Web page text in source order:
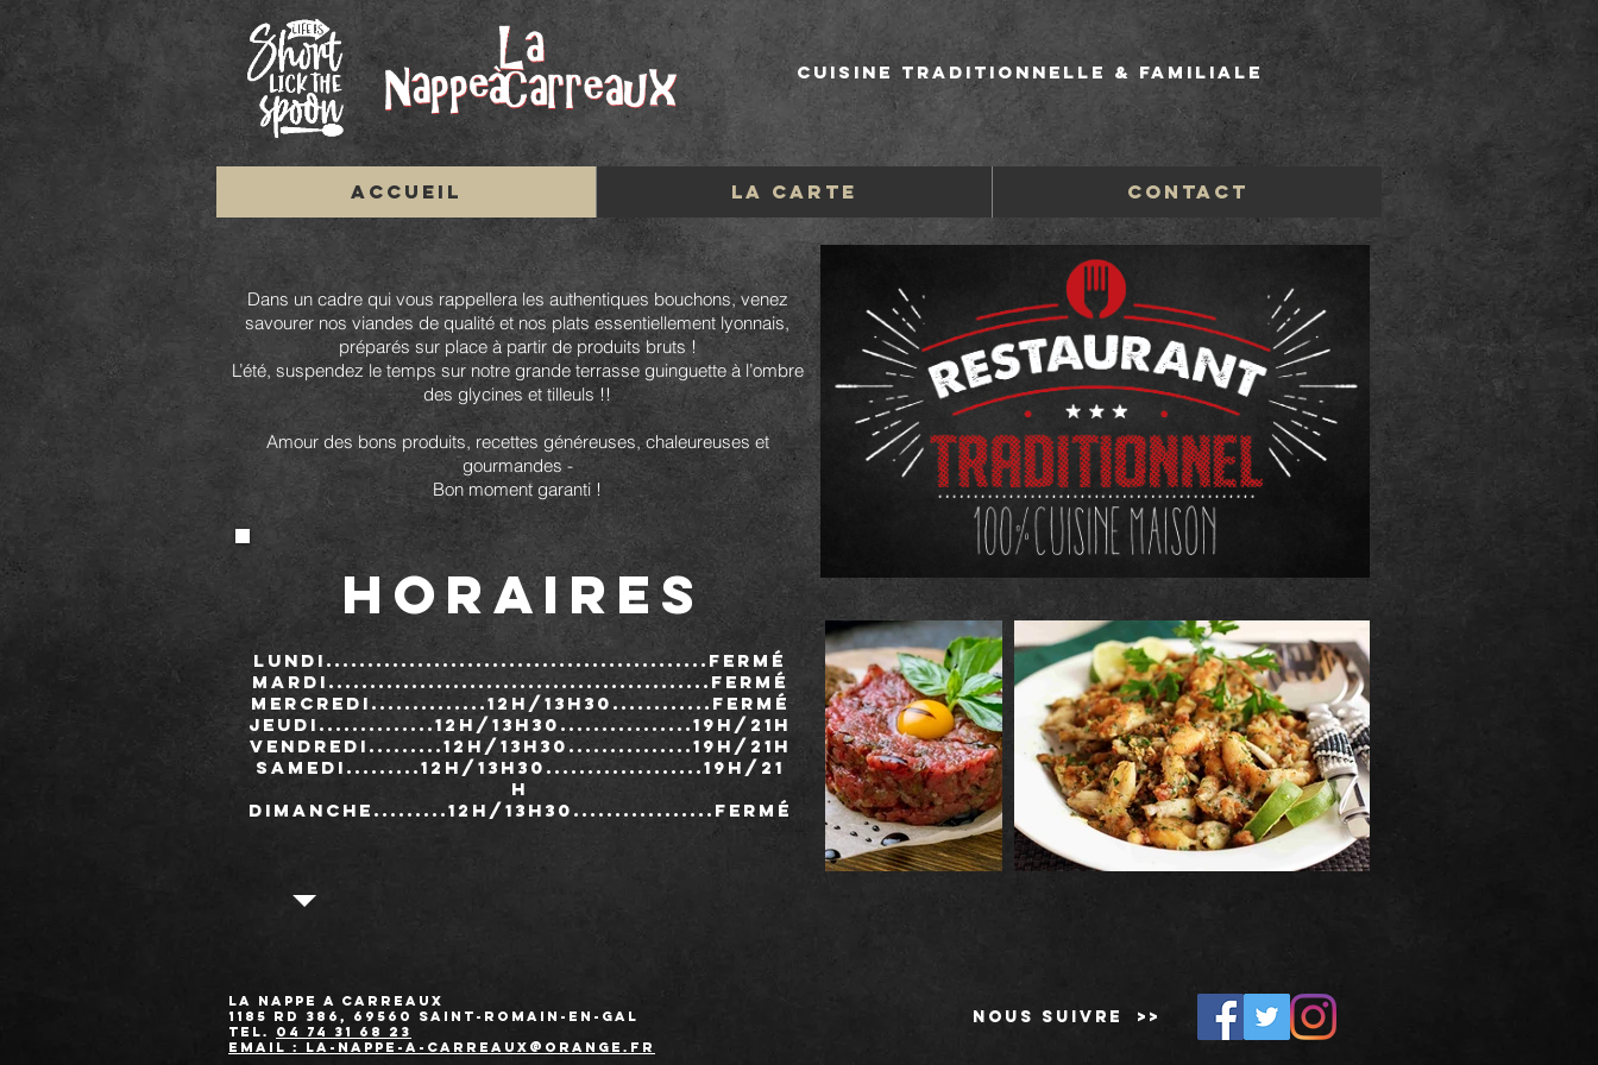
Cuisine traditionnelle & Familiale
ACCUEIL LA CARTE CONTACT
Dans un cadre qui vous rappellera les authentiques bouchons, venez
savourer nos viandes de qualité et nos plats essentiellement lyonnais,
préparés sur place à partir de produits bruts !
L’été, suspendez le temps sur notre grande terrasse guinguette à l’ombre
des glycines et tilleuls !!
Amour des bons produits, recettes généreuses, chaleureuses et
gourmandes -
Bon moment garanti !
HORAIRES
LUNDI..............................................FERMé
MARDI..............................................Fermé
MERCREDI..............12h /13h3 0............Fermé
JEUDI..............12h/13h3 0................19h/21h
VENDREDI.........12H/13h30...............19h/21h
SAMEDI.........12h/13h30...................19h/21
h
DIMANCHE.........12h/13h30.................FERmé
LA NAPPE A CARREAUX
1185 RD 386, 69560 Saint-Romain-en-Gal
Tel. 04 74 31 68 23
Email : la-nappe-a-carreaux@orange.fr
Nous suivre >>